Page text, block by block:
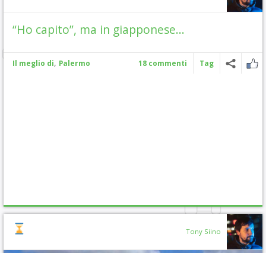
“Ho capito”, ma in giapponese…
Il meglio di, Palermo 18 commenti Tag
Tony Siino